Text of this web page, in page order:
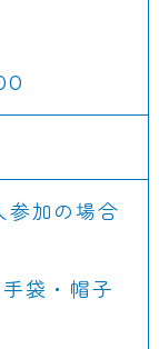
加の場合
袋・帽子